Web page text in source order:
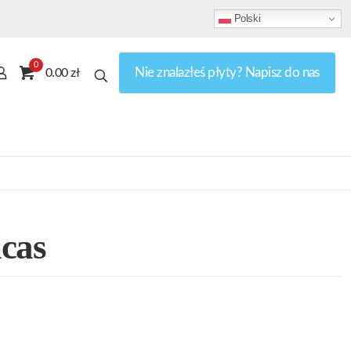
Polski
0
0.00 zł Nie znalazłeś płyty? Napisz do nas